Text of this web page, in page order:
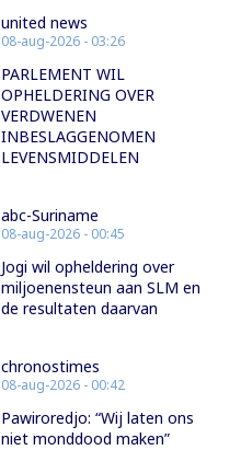
united news
08-aug-2026 - 03:26
PARLEMENT WIL
OPHELDERING OVER
VERDWENEN
INBESLAGGENOMEN
LEVENSMIDDELEN
abc-Suriname
08-aug-2026 - 00:45
Jogi wil opheldering over
miljoenensteun aan SLM en
de resultaten daarvan
chronostimes
08-aug-2026 - 00:42
Pawiroredjo: “Wij laten ons
niet monddood maken”